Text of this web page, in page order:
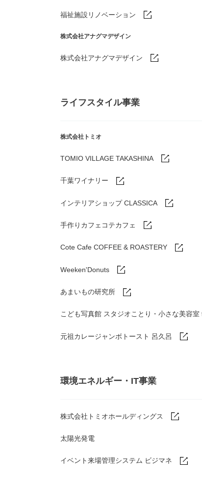
福祉施設リノベーション
株式会社アナグマデザイン
株式会社アナグマデザイン
ライフスタイル事業
株式会社トミオ
TOMIO VILLAGE TAKASHINA
千葉ワイナリー
インテリアショップ CLASSICA
手作りカフェコテカフェ
Cote Cafe COFFEE & ROASTERY
Weeken'Donuts
あまいもの研究所
こども写真館 スタジオことり・小さな美容室
元祖カレージャンボトースト 呂久呂
環境エネルギー・IT事業
株式会社トミオホールディングス
太陽光発電
イベント来場管理システム ビジマネ